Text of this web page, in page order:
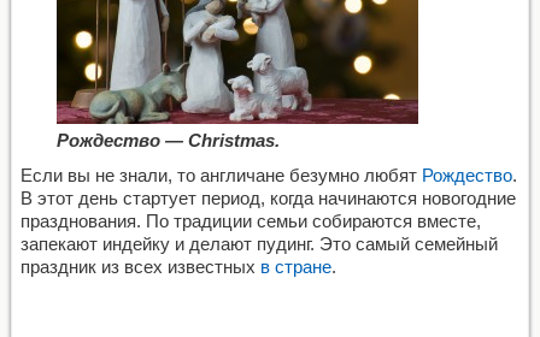
Рождество — Christmas.
Если вы не знали, то англичане безумно любят Рождество.
В этот день стартует период, когда начинаются новогодние
празднования. По традиции семьи собираются вместе,
запекают индейку и делают пудинг. Это самый семейный
праздник из всех известных в стране.